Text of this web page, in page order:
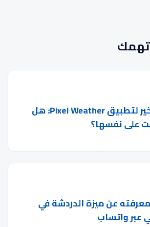
تهمك
التحديث الأخير لتطبيق Pixel Weather: هل
على نفسها؟
عن ميزة الدردشة في
عبر واتساب